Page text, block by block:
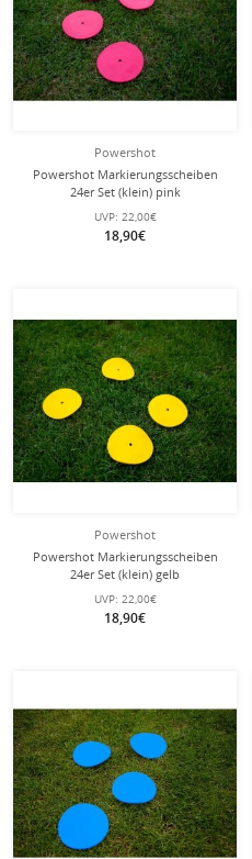
Powershot
Powershot Markierungsscheiben
24er Set (klein) pink
UVP: 22,00€
18,90€
Powershot
Powershot Markierungsscheiben
24er Set (klein) gelb
UVP: 22,00€
18,90€